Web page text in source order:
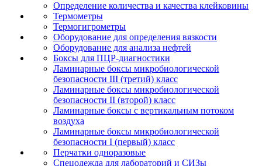
Определение количества и качества клейковины
Термометры
Термогигрометры
Оборудование для определения вязкости
Оборудование для анализа нефтей
Боксы для ПЦР-диагностики
Ламинарные боксы микробиологической
безопасности III (третий) класс
Ламинарные боксы микробиологической
безопасности II (второй) класс
Ламинарные боксы с вертикальным потоком
воздуха
Ламинарные боксы микробиологической
безопасности I (первый) класс
Перчатки одноразовые
Спецодежда для лабораторий и СИЗы